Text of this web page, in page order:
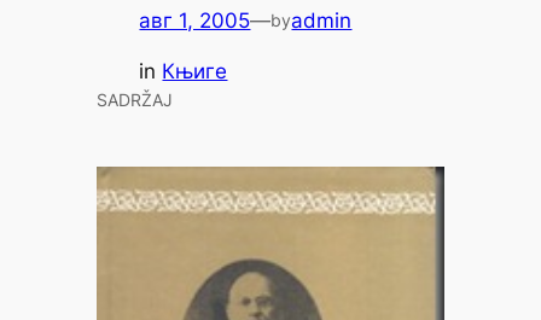
авг 1, 2005—byadmin
in Књиге
SADRŽAJ